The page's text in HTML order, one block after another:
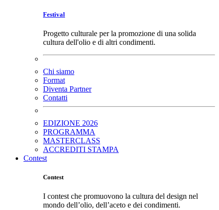
Festival
Progetto culturale per la promozione di una solida
cultura dell'olio e di altri condimenti.
Chi siamo
Format
Diventa Partner
Contatti
EDIZIONE 2026
PROGRAMMA
MASTERCLASS
ACCREDITI STAMPA
Contest
Contest
I contest che promuovono la cultura del design nel
mondo dell’olio, dell’aceto e dei condimenti.